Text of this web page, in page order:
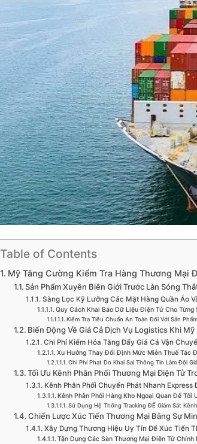
Table of Contents
Mỹ Tăng Cường Kiểm Tra Hàng Thương Mại
Sản Phẩm Xuyên Biên Giới Trước Làn Sóng
Sàng Lọc Kỹ Lưỡng Các Mặt Hàng Quần Áo
Quy Cách Khai Báo Dữ Liệu Điện Tử Cho Từng
Kiểm Tra Tiêu Chuẩn An Toàn Đối Với Sản
Biến Động Về Giá Cả Dịch Vụ Logistics Khi
Chi Phí Kiểm Hóa Tăng Đẩy Giá Cả Vận
Xu Hướng Thay Đổi Định Mức Miễn Thuế Tác
Chi Phí Phạt Do Khai Sai Thông Tin Làm Đội
Tối Ưu Kênh Phân Phối Thương Mại Điện Tử
Kênh Phân Phối Chuyển Phát Nhanh
Kênh Phân Phối Hàng Kho Ngoại Quan Để Tối
Sử Dụng Hệ Thống Tracking ĐỂ Giám Sát
Chiến Lược Xúc Tiến Thương Mại Bằng Sự
Xây Dựng Thương Hiệu Uy Tín Để Xúc Tiến
Tận Dụng Các Sàn Thương Mại Điện Tử